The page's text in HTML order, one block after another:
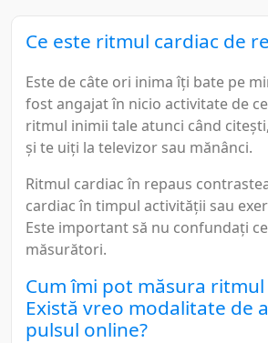
Ce este ritmul cardiac de
Este de câte ori inima îți bate pe
fost angajat în nicio activitate de
ritmul inimii tale atunci când
și te uiți la televizor sau mănânci.
Ritmul cardiac în repaus
cardiac în timpul activității sau
Este important să nu confundați
măsurători.
Cum îmi pot măsura ritmul
Există vreo modalitate de
pulsul online?